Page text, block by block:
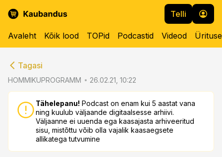
Telli
Avaleht Kõik lood TOPid Podcastid Videod
Tagasi
HOMMIKUPROGRAMM 26.02.21, 10:22
Tähelepanu! Podcast on enam kui 5 aastat vana
ning kuulub väljaande digitaalsesse arhiivi.
Väljaanne ei uuenda ega kaasajasta arhiveeritud
sisu, mistõttu võib olla vajalik kaasaegsete
allikatega tutvumine